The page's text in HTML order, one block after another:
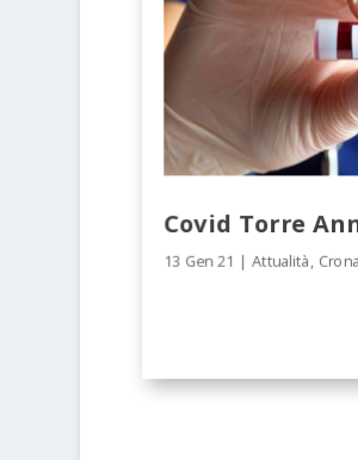
Covid Torre
13 Gen 21 |Attualità,